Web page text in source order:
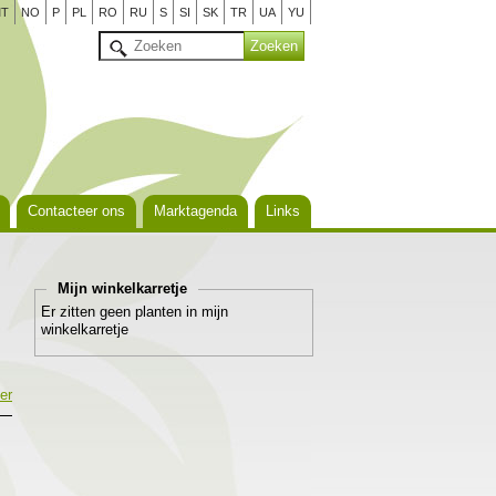
NO P PL RO RU S SI SK TR UA YU
Contacteer ons Marktagenda Links
Mijn winkelkarretje
Er zitten geen planten in mijn
winkelkarretje